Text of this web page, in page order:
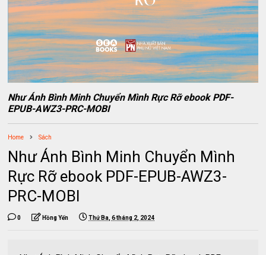
Như Ánh Bình Minh Chuyển Mình Rực Rỡ ebook PDF-
EPUB-AWZ3-PRC-MOBI
Home Sách
Như Ánh Bình Minh Chuyển Mình
Rực Rỡ ebook PDF-EPUB-AWZ3-
PRC-MOBI
0 Hồng Yến Thứ Ba, 6 tháng 2, 2024